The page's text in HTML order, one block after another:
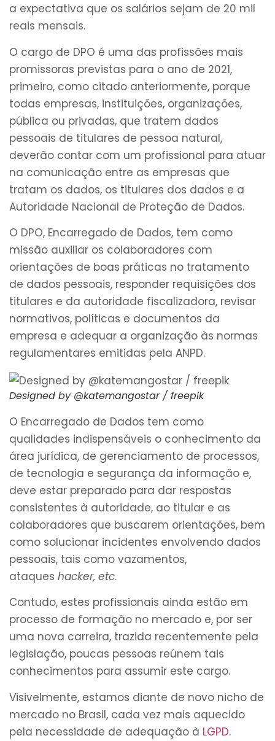
a expectativa que os salários sejam de 20 mil
reais mensais.
O cargo de DPO é uma das profissões mais
promissoras previstas para o ano de 2021,
primeiro, como citado anteriormente, porque
todas empresas, instituições, organizações,
pública ou privadas, que tratem dados
pessoais de titulares de pessoa natural,
deverão contar com um profissional para atuar
na comunicação entre as empresas que
tratam os dados, os titulares dos dados e a
Autoridade Nacional de Proteção de Dados.
O DPO, Encarregado de Dados, tem como
missão auxiliar os colaboradores com
orientações de boas práticas no tratamento
de dados pessoais, responder requisições dos
titulares e da autoridade fiscalizadora, revisar
normativos, políticas e documentos da
empresa e adequar a organização às normas
regulamentares emitidas pela ANPD.
Designed by @katemangostar / freepik
O Encarregado de Dados tem como
qualidades indispensáveis o conhecimento da
área jurídica, de gerenciamento de processos,
de tecnologia e segurança da informação e,
deve estar preparado para dar respostas
consistentes à autoridade, ao titular e as
colaboradores que buscarem orientações, bem
como solucionar incidentes envolvendo dados
pessoais, tais como vazamentos,
ataques hacker, etc.
Contudo, estes profissionais ainda estão em
processo de formação no mercado e, por ser
uma nova carreira, trazida recentemente pela
legislação, poucas pessoas reúnem tais
conhecimentos para assumir este cargo.
Visivelmente, estamos diante de novo nicho de
mercado no Brasil, cada vez mais aquecido
pela necessidade de adequação à LGPD.